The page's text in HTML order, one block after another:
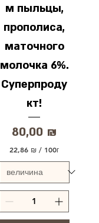
м пыльцы,
прополиса,
маточного
молочка 6%.
Суперпроду
кт!
Цена
80,00 ₪
22,86 ₪ / 100г
,
6